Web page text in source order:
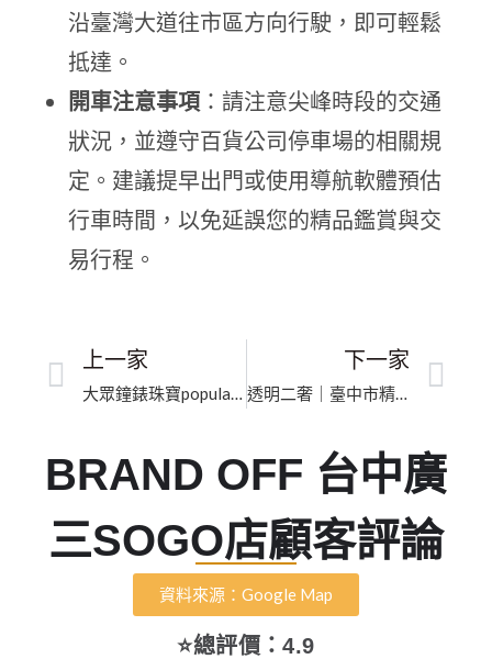
沿臺灣大道往市區方向行駛，即可輕鬆
抵達。
開車注意事項 ：請注意尖峰時段的交通
狀況，並遵守百貨公司停車場的相關規
定。建議提早出門或使用導航軟體預估
行車時間，以免延誤您的精品鑑賞與交
易行程。
上一家
大眾鐘錶珠寶popular/高價收購各國名錶.珠寶/國外代購全新名錶｜新竹市精品高價收購｜誠信專業買賣保值
下一家
透明二奢｜臺中市精品專業鑑定｜行家信賴的優質首選
BRAND OFF 台中廣
三SOGO店顧客評論
資料來源：Google Map
⭐總評價：4.9